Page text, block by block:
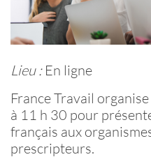
Lieu : En ligne
France Travail
à 11 h 30 pour
français aux
prescripteurs.